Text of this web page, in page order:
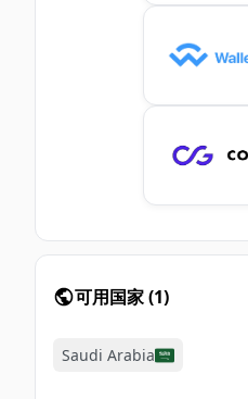
可用国家(1)
Saudi Arabia